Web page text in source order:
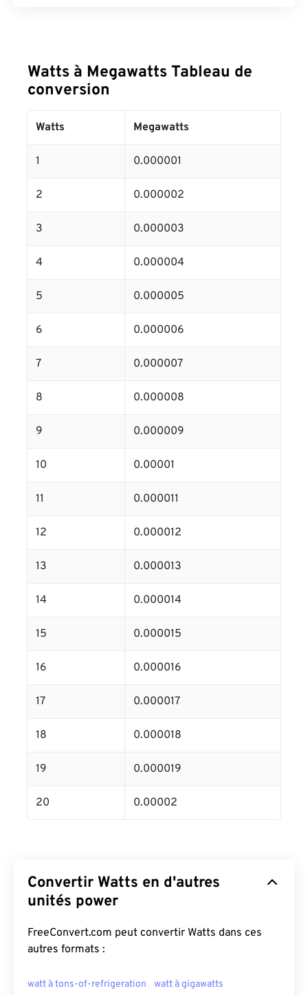
Watts à Megawatts Tableau de
conversion
Watts Megawatts
1 0.000001
2 0.000002
3 0.000003
4 0.000004
5 0.000005
6 0.000006
7 0.000007
8 0.000008
9 0.000009
10 0.00001
11 0.000011
12 0.000012
13 0.000013
14 0.000014
15 0.000015
16 0.000016
17 0.000017
18 0.000018
19 0.000019
20 0.00002
Convertir Watts en d'autres
unités power
FreeConvert.com peut convertir Watts dans ces
autres formats :
watt à tons-of-refrigeration watt à gigawatts